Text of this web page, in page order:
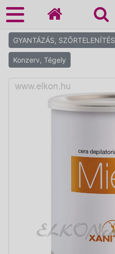
GYANTÁZÁS, SZŐRTELENÍTÉS
Konzerv, Tégely